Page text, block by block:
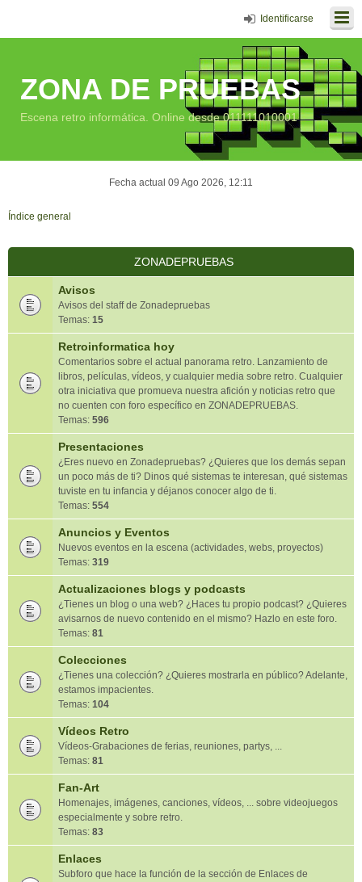
Identificarse
ZONA DE PRUEBAS
Escena retro informática. Online desde 011111010001
Fecha actual 09 Ago 2026, 12:11
Índice general
ZONADEPRUEBAS
Avisos
Avisos del staff de Zonadepruebas
Temas: 15
Retroinformatica hoy
Comentarios sobre el actual panorama retro. Lanzamiento de
libros, películas, vídeos, y cualquier media sobre retro. Cualquier
otra iniciativa que promueva nuestra afición y noticias retro que
no cuenten con foro específico en ZONADEPRUEBAS.
Temas: 596
Presentaciones
¿Eres nuevo en Zonadepruebas? ¿Quieres que los demás sepan
un poco más de ti? Dinos qué sistemas te interesan, qué sistemas
tuviste en tu infancia y déjanos conocer algo de ti.
Temas: 554
Anuncios y Eventos
Nuevos eventos en la escena (actividades, webs, proyectos)
Temas: 319
Actualizaciones blogs y podcasts
¿Tienes un blog o una web? ¿Haces tu propio podcast? ¿Quieres
avisarnos de nuevo contenido en el mismo? Hazlo en este foro.
Temas: 81
Colecciones
¿Tienes una colección? ¿Quieres mostrarla en público? Adelante,
estamos impacientes.
Temas: 104
Vídeos Retro
Vídeos-Grabaciones de ferias, reuniones, partys, ...
Temas: 81
Fan-Art
Homenajes, imágenes, canciones, vídeos, ... sobre videojuegos
especialmente y sobre retro.
Temas: 83
Enlaces
Subforo que hace la función de la sección de Enlaces de